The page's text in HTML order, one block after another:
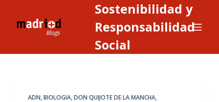
Sostenibilidad y
Responsabilidad
Social
ADN,BIOLOGIA,DON QUIJOTE DE LA MANCHA,